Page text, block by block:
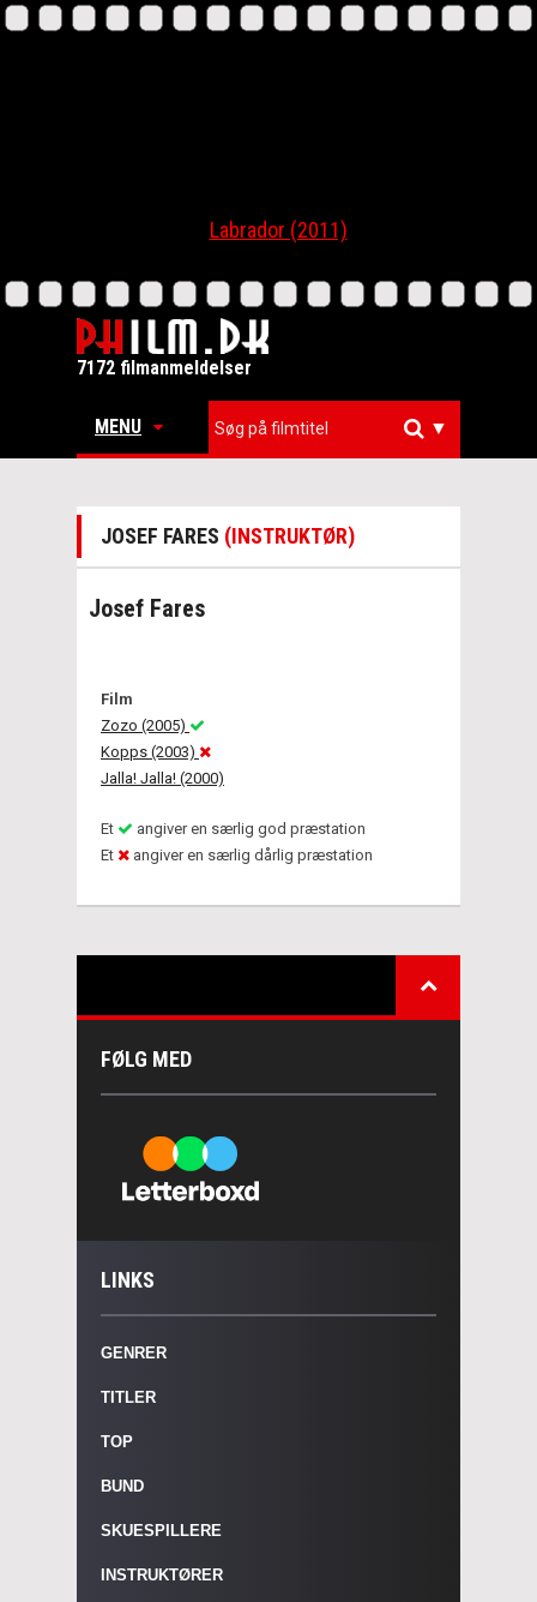
Labrador (2011)
7172 filmanmeldelser
MENU ▼
JOSEF FARES (INSTRUKTØR)
Josef Fares
Film
Zozo (2005)
Kopps (2003)
Jalla! Jalla! (2000)
Et
angiver en særlig god præstation
Et
angiver en særlig dårlig præstation
FØLG MED
LINKS
GENRER
TITLER
TOP
BUND
SKUESPILLERE
INSTRUKTØRER